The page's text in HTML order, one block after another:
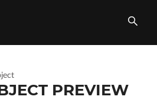
PREVIEW